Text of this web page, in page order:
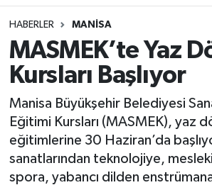
HABERLER MANISA
MASMEK’te Yaz
Kursları Başlıyor
Manisa Büyükşehir Belediyesi
Eğitimi Kursları (MASMEK), yaz
eğitimlerine 30 Haziran’da
sanatlarından teknolojiye,
spora, yabancı dilden
Tüm Manşetler
Son Dakika Haberleri
Haber Arşivi